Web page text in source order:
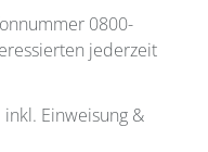
0800-
jederzeit
Einweisung &